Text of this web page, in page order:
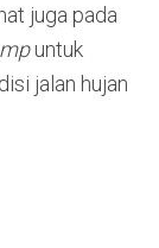
juga pada
untuk
jalan hujan